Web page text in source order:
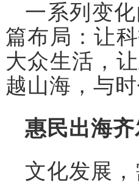
一系列变
篇布局：让
大众生活，
越山海，与
惠民出海
文化发展